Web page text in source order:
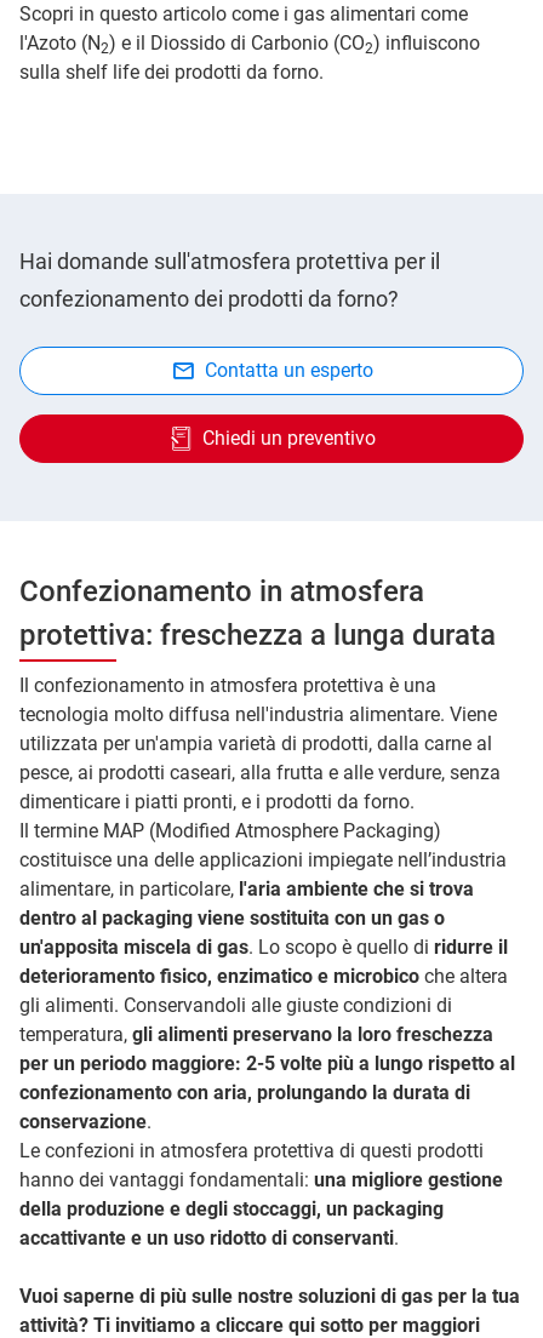
Scopri in questo articolo come i gas alimentari come
l'Azoto (N2) e il Diossido di Carbonio (CO2) influiscono
sulla shelf life dei prodotti da forno.
Hai domande sull'atmosfera protettiva per il
confezionamento dei prodotti da forno?
Contatta un esperto
Chiedi un preventivo
Confezionamento in atmosfera
protettiva: freschezza a lunga durata
Il confezionamento in atmosfera protettiva è una
tecnologia molto diffusa nell'industria alimentare. Viene
utilizzata per un'ampia varietà di prodotti, dalla carne al
pesce, ai prodotti caseari, alla frutta e alle verdure, senza
dimenticare i piatti pronti, e i prodotti da forno.
Il termine MAP (Modified Atmosphere Packaging)
costituisce una delle applicazioni impiegate nell’industria
alimentare, in particolare, l'aria ambiente che si trova
dentro al packaging viene sostituita con un gas o
un'apposita miscela di gas. Lo scopo è quello di ridurre il
deterioramento fisico, enzimatico e microbico che altera
gli alimenti. Conservandoli alle giuste condizioni di
temperatura, gli alimenti preservano la loro freschezza
per un periodo maggiore: 2-5 volte più a lungo rispetto al
confezionamento con aria, prolungando la durata di
conservazione.
Le confezioni in atmosfera protettiva di questi prodotti
hanno dei vantaggi fondamentali: una migliore gestione
della produzione e degli stoccaggi, un packaging
accattivante e un uso ridotto di conservanti.
Vuoi saperne di più sulle nostre soluzioni di gas per la tua
attività? Ti invitiamo a cliccare qui sotto per maggiori